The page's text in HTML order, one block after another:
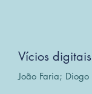
Vícios digitais
João Faria; Diogo